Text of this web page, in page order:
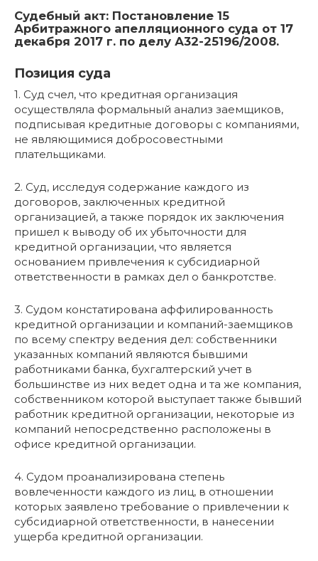
Судебный акт: Постановление 15
Арбитражного апелляционного суда от 17
декабря 2017 г. по делу А32-25196/2008.
Позиция суда
1. Суд счел, что кредитная организация
осуществляла формальный анализ заемщиков,
подписывая кредитные договоры с компаниями,
не являющимися добросовестными
плательщиками.
2. Суд, исследуя содержание каждого из
договоров, заключенных кредитной
организацией, а также порядок их заключения
пришел к выводу об их убыточности для
кредитной организации, что является
основанием привлечения к субсидиарной
ответственности в рамках дел о банкротстве.
3. Судом констатирована аффилированность
кредитной организации и компаний-заемщиков
по всему спектру ведения дел: собственники
указанных компаний являются бывшими
работниками банка, бухгалтерский учет в
большинстве из них ведет одна и та же компания,
собственником которой выступает также бывший
работник кредитной организации, некоторые из
компаний непосредственно расположены в
офисе кредитной организации.
4. Судом проанализирована степень
вовлеченности каждого из лиц, в отношении
которых заявлено требование о привлечении к
субсидиарной ответственности, в нанесении
ущерба кредитной организации.